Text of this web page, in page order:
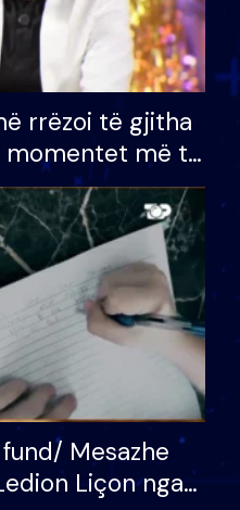
rrëzoi të gjitha
momentet më të
BB VIP: Do më
kur…
Mesazhe
Liçon nga